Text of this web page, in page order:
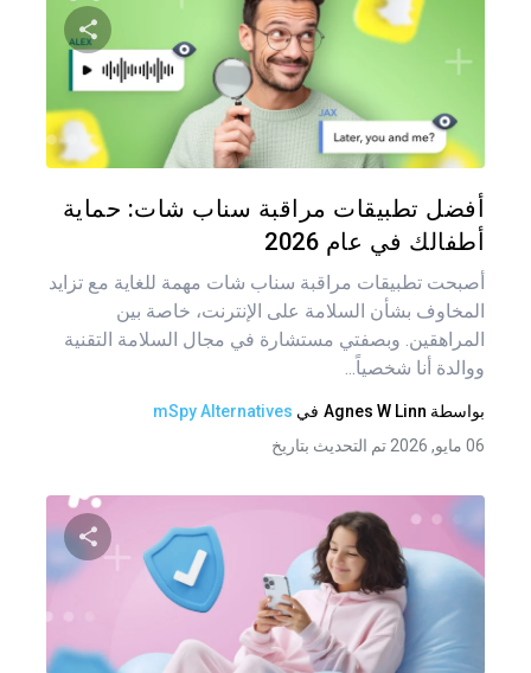
شارك
أفضل تطبيقات مراقبة سناب شات: حماية
أطفالك في عام 2026
أصبحت تطبيقات مراقبة سناب شات مهمة للغاية مع تزايد
المخاوف بشأن السلامة على الإنترنت، خاصة بين
المراهقين. وبصفتي مستشارة في مجال السلامة التقنية
ووالدة أنا شخصياً...
بواسطة Agnes W Linn في mSpy Alternatives
06 مايو, 2026 تم التحديث بتاريخ
شارك